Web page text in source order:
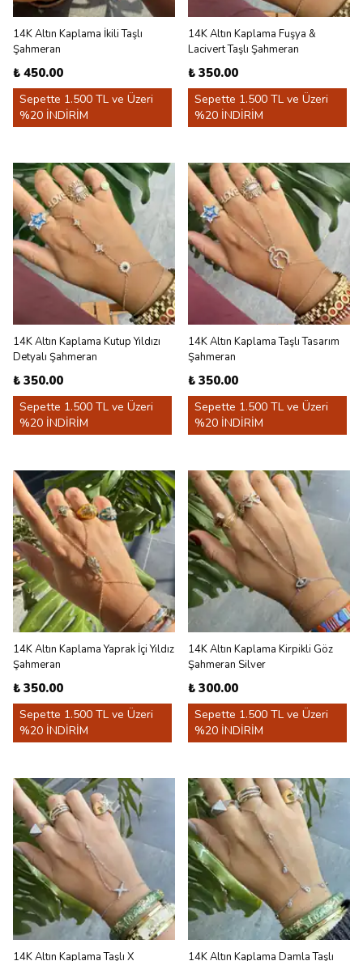
14K Altın Kaplama İkili Taşlı
Şahmeran
₺ 450.00
Sepette 1.500 TL ve Üzeri
%20 İNDİRİM
14K Altın Kaplama Fuşya &
Lacivert Taşlı Şahmeran
₺ 350.00
Sepette 1.500 TL ve Üzeri
%20 İNDİRİM
14K Altın Kaplama Kutup Yıldızı
Detyalı Şahmeran
₺ 350.00
Sepette 1.500 TL ve Üzeri
%20 İNDİRİM
14K Altın Kaplama Taşlı Tasarım
Şahmeran
₺ 350.00
Sepette 1.500 TL ve Üzeri
%20 İNDİRİM
14K Altın Kaplama Yaprak İçi Yıldız
Şahmeran
₺ 350.00
Sepette 1.500 TL ve Üzeri
%20 İNDİRİM
14K Altın Kaplama Kirpikli Göz
Şahmeran Silver
₺ 300.00
Sepette 1.500 TL ve Üzeri
%20 İNDİRİM
14K Altın Kaplama Taşlı X
14K Altın Kaplama Damla Taşlı